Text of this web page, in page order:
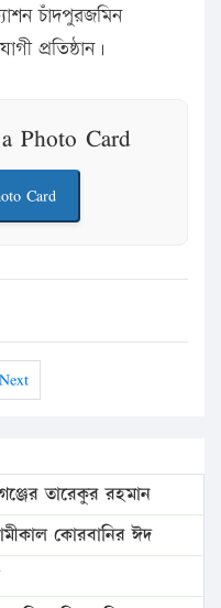
চাঁদপুরজমিন
প্রতিষ্ঠান।
Photo Card
Card
Next
তারেকুর রহমান
কোরবানির ঈদ